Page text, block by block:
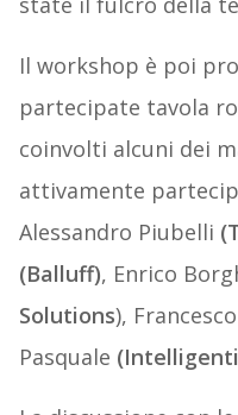
Il workshop è poi
partecipate tavola
coinvolti alcuni dei
attivamente
Alessandro Piubelli
(Balluff), Enrico
Solutions),
Pasquale